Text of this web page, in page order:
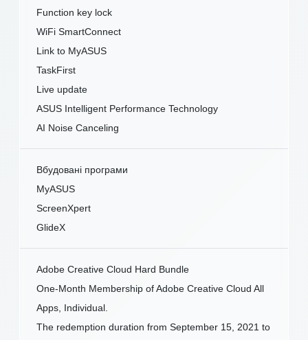
Function key lock
WiFi SmartConnect
Link to MyASUS
TaskFirst
Live update
ASUS Intelligent Performance Technology
AI Noise Canceling
Вбудовані програми
MyASUS
ScreenXpert
GlideX
Adobe Creative Cloud Hard Bundle
One-Month Membership of Adobe Creative Cloud All
Apps, Individual.
The redemption duration from September 15, 2021 to